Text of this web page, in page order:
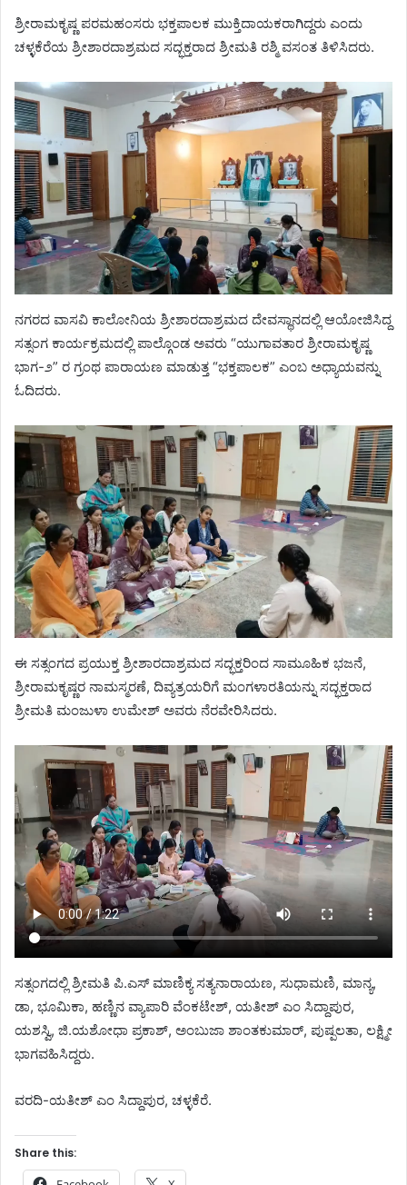
ಶ್ರೀರಾಮಕೃಷ್ಣ ಪರಮಹಂಸರು ಭಕ್ತಪಾಲಕ ಮುಕ್ತಿದಾಯಕರಾಗಿದ್ದರು ಎಂದು
ಚಳ್ಳಕೆರೆಯ ಶ್ರೀಶಾರದಾಶ್ರಮದ ಸದ್ಭಕ್ತರಾದ ಶ್ರೀಮತಿ ರಶ್ಮಿ ವಸಂತ ತಿಳಿಸಿದರು.
ನಗರದ ವಾಸವಿ ಕಾಲೋನಿಯ ಶ್ರೀಶಾರದಾಶ್ರಮದ ದೇವಸ್ಥಾನದಲ್ಲಿ ಆಯೋಜಿಸಿದ್ದ
ಸತ್ಸಂಗ ಕಾರ್ಯಕ್ರಮದಲ್ಲಿ ಪಾಲ್ಗೊಂಡ ಅವರು “ಯುಗಾವತಾರ ಶ್ರೀರಾಮಕೃಷ್ಣ
ಭಾಗ-೨” ರ ಗ್ರಂಥ ಪಾರಾಯಣ ಮಾಡುತ್ತ “ಭಕ್ತಪಾಲಕ” ಎಂಬ ಅಧ್ಯಾಯವನ್ನು
ಓದಿದರು.
ಈ ಸತ್ಸಂಗದ ಪ್ರಯುಕ್ತ ಶ್ರೀಶಾರದಾಶ್ರಮದ ಸದ್ಭಕ್ತರಿಂದ ಸಾಮೂಹಿಕ ಭಜನೆ,
ಶ್ರೀರಾಮಕೃಷ್ಣರ ನಾಮಸ್ಮರಣೆ, ದಿವ್ಯತ್ರಯರಿಗೆ ಮಂಗಳಾರತಿಯನ್ನು ಸದ್ಭಕ್ತರಾದ
ಶ್ರೀಮತಿ ಮಂಜುಳಾ ಉಮೇಶ್ ಅವರು ನೆರವೇರಿಸಿದರು.
ಸತ್ಸಂಗದಲ್ಲಿ ಶ್ರೀಮತಿ ಪಿ.ಎಸ್ ಮಾಣಿಕ್ಯ ಸತ್ಯನಾರಾಯಣ, ಸುಧಾಮಣಿ, ಮಾನ್ಯ,
ಡಾ, ಭೂಮಿಕಾ, ಹಣ್ಣಿನ ವ್ಯಾಪಾರಿ ವೆಂಕಟೇಶ್, ಯತೀಶ್ ಎಂ ಸಿದ್ದಾಪುರ,
ಯಶಸ್ವಿ, ಜಿ.ಯಶೋಧಾ ಪ್ರಕಾಶ್, ಅಂಬುಜಾ ಶಾಂತಕುಮಾರ್, ಪುಷ್ಪಲತಾ, ಲಕ್ಷ್ಮೀ
ಭಾಗವಹಿಸಿದ್ದರು.
ವರದಿ-ಯತೀಶ್ ಎಂ ಸಿದ್ದಾಪುರ, ಚಳ್ಳಕೆರೆ.
Share this: